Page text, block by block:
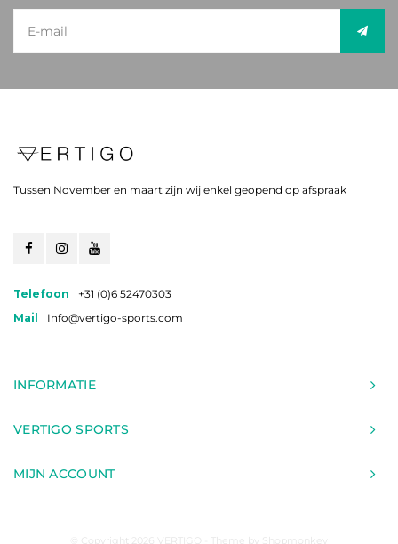
Tussen November en maart zijn wij enkel geopend op afspraak
Telefoon
+31 (0)6 52470303
Mail
Info@vertigo-sports.com
INFORMATIE
VERTIGO SPORTS
MIJN ACCOUNT
© Copyright 2026 VERTIGO - Theme by Shopmonkey